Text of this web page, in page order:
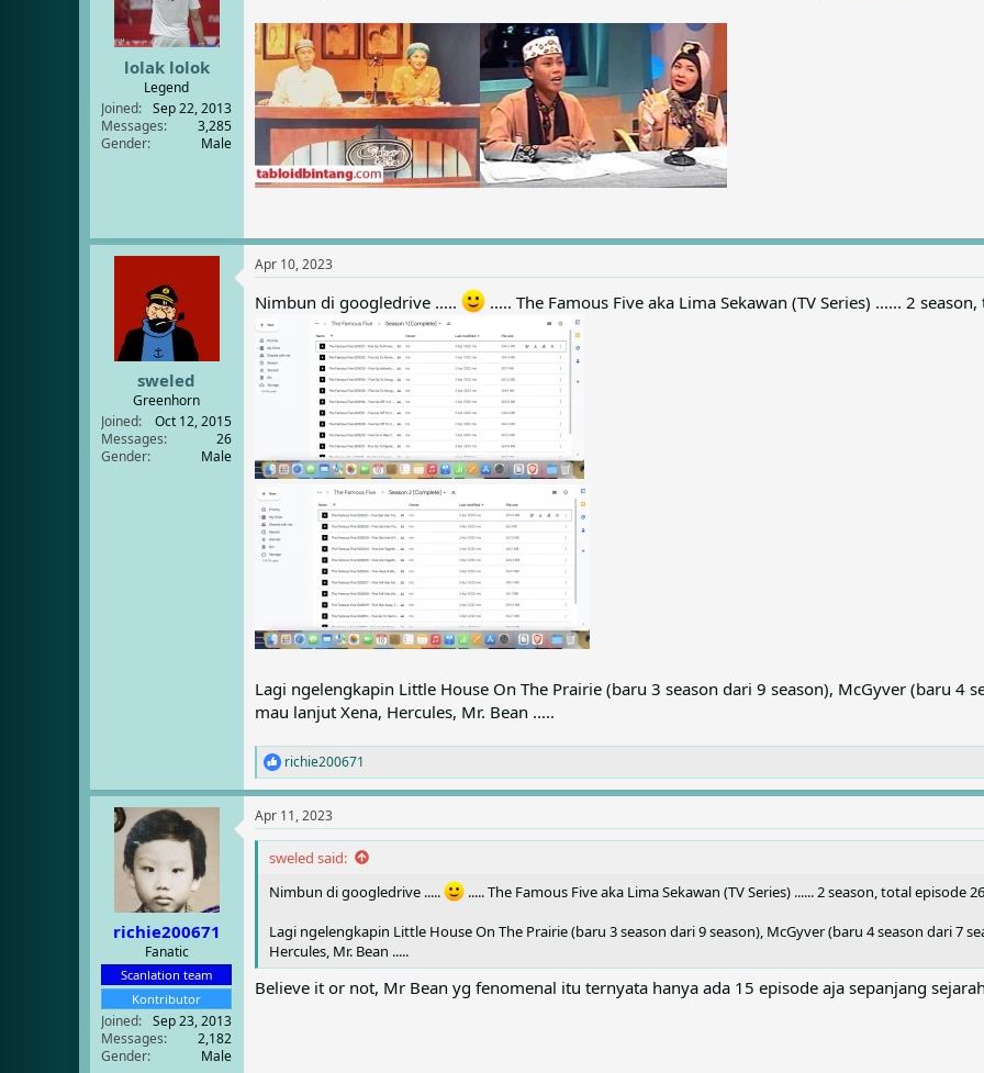
14. Kecil-Kecil Jadi Manten
15. Wah Cantiknya
16. Misteri Gunung Merapi
Nomor 13 bener2 nggak tau.. Yang sisanya bener nggak ya?
lolak lolok
Legend
Joined
Sep 22, 2013
Messages
3,285
Gender
Male
sweled
Greenhorn
Joined
Oct 12, 2015
Messages
26
Gender
Male
Apr 10, 2023
Nimbun di googledrive ..... ..... The Famous Five aka Lima Sekawan (TV Series) ...... 2
Lagi ngelengkapin Little House On The Prairie (baru 3 season dari 9 season), McGyver (baru 4
mau lanjut Xena, Hercules, Mr. Bean .....
R
e
c
t
richie200671
richie200671
Fanatic
Scanlation team
Kontributor
Joined
Sep 23, 2013
Messages
2,182
Gender
Male
Apr 11, 2023
sweled said:
Nimbun di googledrive .....
..... The Famous Five aka Lima Sekawan (TV Series) ...... 2 season, total episode
Lagi ngelengkapin Little House On The Prairie (baru 3 season dari 9 season), McGyver (baru 4 season dari 7
Hercules, Mr. Bean .....
Believe it or not, Mr Bean yg fenomenal itu ternyata hanya ada 15 episode aja sepanjang